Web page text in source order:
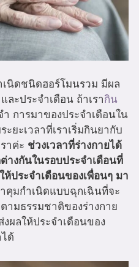
เนิดชนิดฮอร์โมนรวม มีผล
ละประจำเดือน ถ้าเรากิน
ำ การมาของประจำเดือนใน
ยะเวลาที่เราเริ่มกินยากับ
าค่ะ ช่วงเวลาที่ร่างกายได้
างกันในรอบประจำเดือนที่
ประจำเดือนของเพื่อนๆ มา
คุมกำเนิดแบบฉุกเฉินที่จะ
ามธรรมชาติของร่างกาย
งผลให้ประจำเดือนของ
ด้